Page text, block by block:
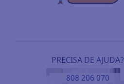
PRECISA DE AJUDA?
808 206 070